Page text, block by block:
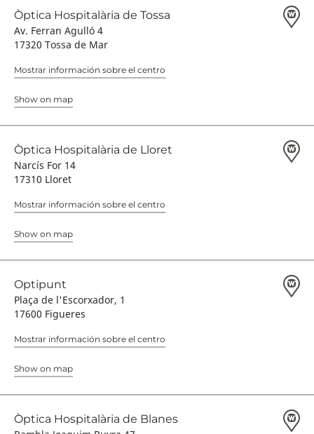
Òptica Hospitalària de Tossa
Av. Ferran Agulló 4
17320 Tossa de Mar
Mostrar información sobre el centro
Show on map
Òptica Hospitalària de Lloret
Narcís For 14
17310 Lloret
Mostrar información sobre el centro
Show on map
Optipunt
Plaça de l'Escorxador, 1
17600 Figueres
Mostrar información sobre el centro
Show on map
Òptica Hospitalària de Blanes